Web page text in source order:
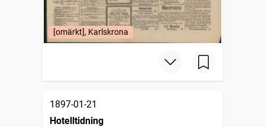
[omärkt], Karlskrona
1897-01-21
Hotelltidning